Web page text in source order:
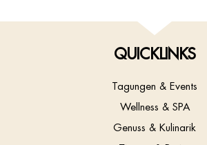
QUICKLINKS
Tagungen & Events
Wellness & SPA
Genuss & Kulinarik